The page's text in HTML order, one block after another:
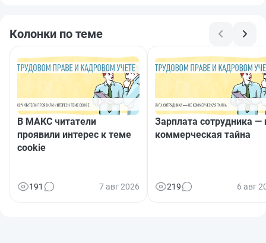
Колонки по теме
В МАКС читатели
проявили интерес к теме
cookie
191 7 авг 2026
Зарплата сотрудника —
коммерческая тайна
219 6 авг